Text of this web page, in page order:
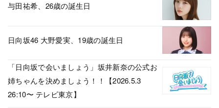
与田祐希、26歳の誕生日
日向坂46 大野愛実、19歳の誕生日
「日向坂で会いましょう」坂井新奈の公式お
姉ちゃんを決めましょう！！【2026.5.3
26:10〜 テレビ東京】